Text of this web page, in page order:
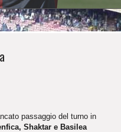
passaggio del turno in
Shaktar e Basilea